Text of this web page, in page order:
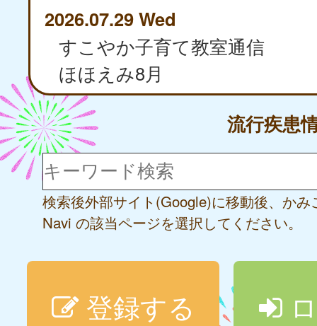
2026.07.29 Wed
すこやか子育て教室通信
ほほえみ8月
流行疾患
検索後外部サイト(Google)に移動後、かみ
Navi の該当ページを選択してください。
登録する